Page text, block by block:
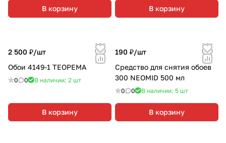
В корзину В корзину
2 500 ₽/шт
Обои 4149-1 ТЕОРЕМА
0 0 В наличии: 2 шт
В корзину
190 ₽/шт
Средство для снятия обоев
300 NEOMID 500 мл
0 0 В наличии: 5 шт
В корзину